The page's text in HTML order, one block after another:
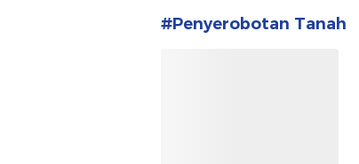
#Penyerobotan Tanah